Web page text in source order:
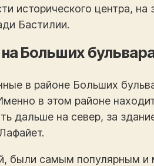
исторического центра,
Бастилии.
Больших
в районе Больших
в этом районе
дальше на север, за
были самым популярным